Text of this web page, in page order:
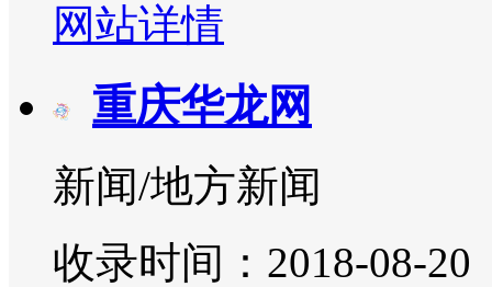
网站详情
重庆华龙网
新闻/地方新闻
收录时间：2018-08-20